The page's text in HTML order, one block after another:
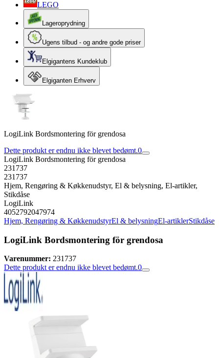
LEGO
Lageroprydning
Ugens tilbud - og andre gode priser
Elgigantens Kundeklub
Elgiganten Erhverv
LogiLink Bordsmontering för grendosa
Dette produkt er endnu ikke blevet bedømt.0
LogiLink Bordsmontering för grendosa
231737
231737
Hjem, Rengøring & Køkkenudstyr, El & belysning, El-artikler,
Stikdåse
LogiLink
4052792047974
Hjem, Rengøring & KøkkenudstyrEl & belysningEl-artiklerStikdåse
LogiLink Bordsmontering för grendosa
Varenummer: 231737
Dette produkt er endnu ikke blevet bedømt.0